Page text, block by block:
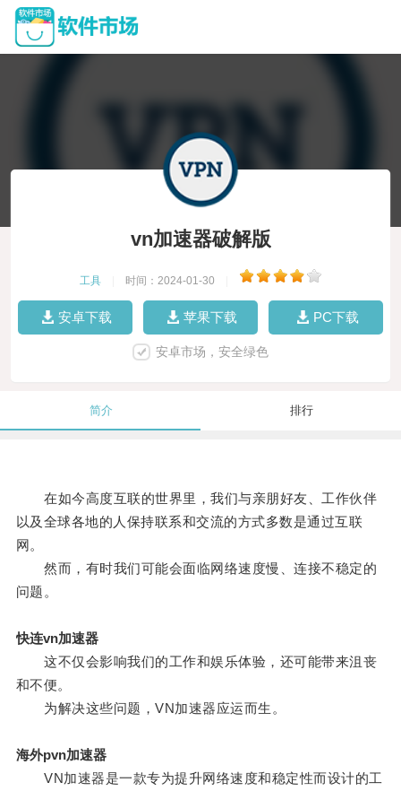
vn加速器破解版
工具 时间：2024-01-30
安卓下载 苹果下载 PC下载
安卓市场，安全绿色
简介 排行
在如今高度互联的世界里，我们与亲朋好友、工作伙伴
以及全球各地的人保持联系和交流的方式多数是通过互联
网。
然而，有时我们可能会面临网络速度慢、连接不稳定的
问题。
快连vn加速器
这不仅会影响我们的工作和娱乐体验，还可能带来沮丧
和不便。
为解决这些问题，VN加速器应运而生。
海外pvn加速器
VN加速器是一款专为提升网络速度和稳定性而设计的工